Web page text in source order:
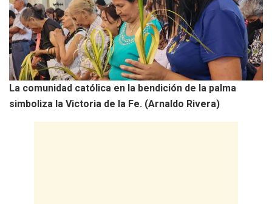
La comunidad católica en la bendición de la palma
simboliza la Victoria de la Fe. (Arnaldo Rivera)